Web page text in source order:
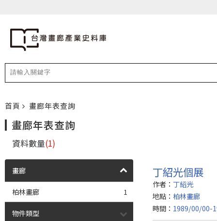
首頁 畫廊年表查詢
畫廊年表查詢
資料數量(1)
畫廊
柏林畫廊 1
物件類型
丁紹光個展
作者： 丁紹光
地點： 柏林畫廊
時間： 1989/00/00-